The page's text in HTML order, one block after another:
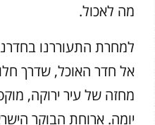
מה לאכול.
למחרת התעוררנו
אל חדר האוכל, שדרך
מחזה של עיר ירוקה,
יומה. ארוחת הבוקר